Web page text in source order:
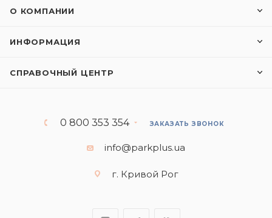
О КОМПАНИИ
ИНФОРМАЦИЯ
СПРАВОЧНЫЙ ЦЕНТР
0 800 353 354 ЗАКАЗАТЬ ЗВОНОК
info@parkplus.ua
г. Кривой Рог